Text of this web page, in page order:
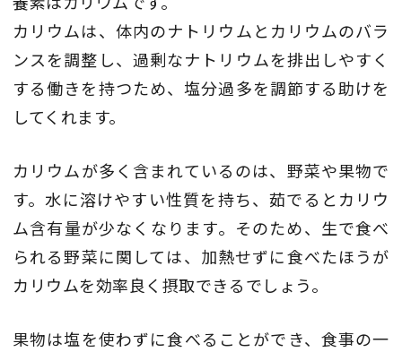
カリウムは、体内のナトリウムとカリウムのバラ
ンスを調整し、過剰なナトリウムを排出しやすく
する働きを持つため、塩分過多を調節する助けを
してくれます。
カリウムが多く含まれているのは、野菜や果物で
す。水に溶けやすい性質を持ち、茹でるとカリウ
ム含有量が少なくなります。そのため、生で食べ
られる野菜に関しては、加熱せずに食べたほうが
カリウムを効率良く摂取できるでしょう。
果物は塩を使わずに食べることができ、食事の一